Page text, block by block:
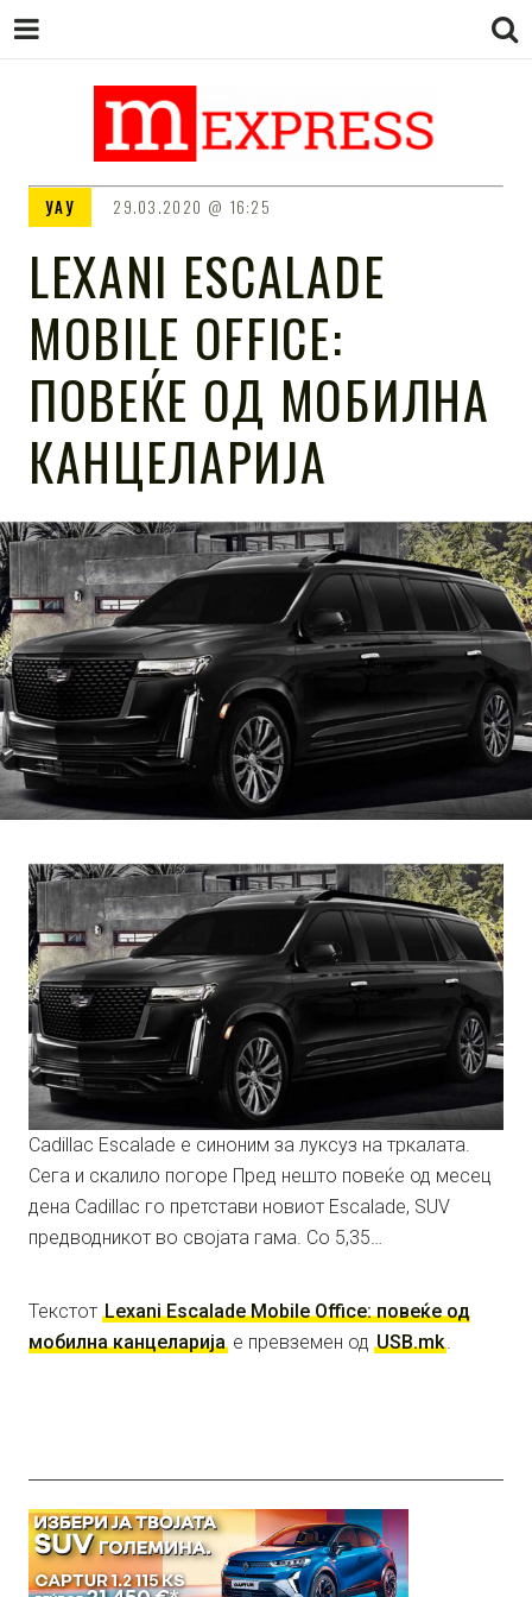
M EXPRESS
УАУ 29.03.2020 16:25
LEXANI ESCALADE
MOBILE OFFICE:
ПОВЕЌЕ ОД МОБИЛНА
КАНЦЕЛАРИЈА
Cadillac Escalade е синоним за луксуз на тркалата.
Сега и скалило погоре Пред нешто повеќе од месец
дена Cadillac го претстави новиот Escalade, SUV
предводникот во својата гама. Со 5,35…
Текстот Lexani Escalade Mobile Office: повеќе од
мобилна канцеларија е превземен од USB.mk.